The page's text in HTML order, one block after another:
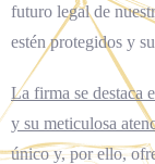
futuro legal de
estén protegidos y
La firma se destaca
y su meticulosa
único y, por ello,